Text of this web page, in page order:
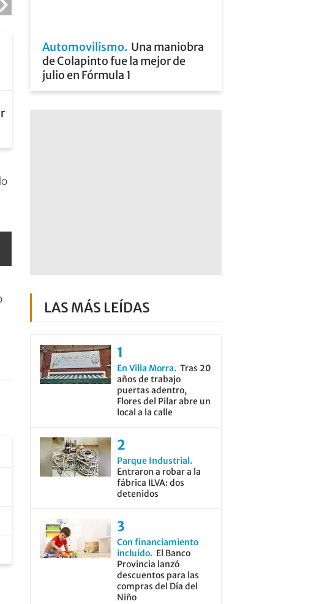
Automovilismo Una maniobra
de Colapinto fue la mejor de
julio en Fórmula 1
LAS MÁS LEÍDAS
En Villa Morra
Tras 20
años de trabajo
puertas adentro,
Flores del Pilar abre un
local a la calle
Parque Industrial
Entraron a robar a la
fábrica ILVA: dos
detenidos
Con financiamiento
incluido
El Banco
Provincia lanzó
descuentos para las
compras del Día del
Niño